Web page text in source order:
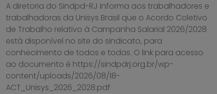
A diretoria do Sindpd-RJ informa aos trabalhadores e
trabalhadoras da Unisys Brasil que o Acordo Coletivo
de Trabalho relativo à Campanha Salarial 2026/2028
está disponível no site do sindicato, para
conhecimento de todos e todas. O link para acesso
ao documento é https://sindpdrj.org.br/wp-
content/uploads/2026/08/18-
ACT_Unisys_2026_2028.pdf